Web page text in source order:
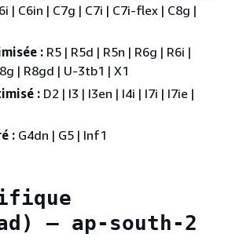
| C6in | C7g | C7i | C7i-flex | C8g |
: R5 | R5d | R5n | R6g | R6i |
| R8gd | U-3tb1 | X1
: D2 | I3 | I3en | I4i | I7i | I7ie |
: G4dn | G5 | Inf1
— ap-south-2